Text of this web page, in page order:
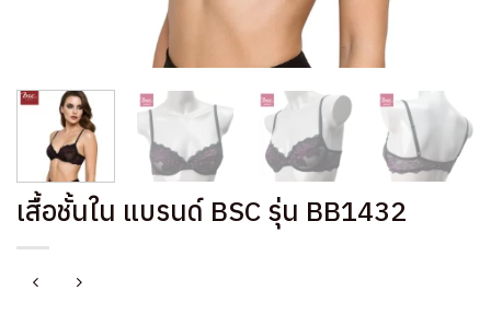
เสื้อชั้นใน แบรนด์ BSC รุ่น BB1432